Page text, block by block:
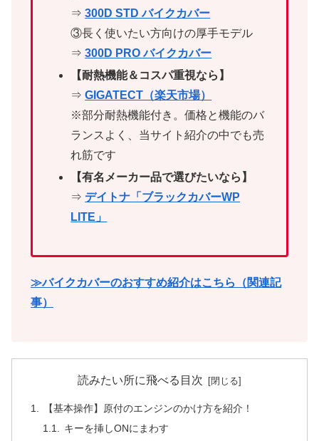
⇒300D STD バイクカバー
③長く使いたい方向けの厚手モデル
⇒300D PRO バイクカバー
【耐熱機能＆コスパ重視なら】
⇒GIGATECT（楽天市場）
※部分耐熱機能付き。価格と機能のバ
ランスよく、当サイト紹介の中でも売
れ筋です
【有名メーカー品で選びたいなら】
⇒ デイトナ「ブラックカバーWP
LITE」
≫バイクカバーのおすすめ紹介はこちら（関連記
事）
読みたい所に飛べる目次
【基本操作】原付のエンジンのかけ方を紹介！
キーを挿しONにまわす